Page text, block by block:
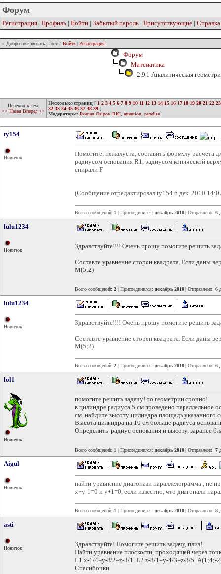
Форум
Регистрация | Профиль | Войти | Забытый пароль | Присутствующие | Справка
» Добро пожаловать, Гость: Войти | Регистрация
Форум
Математика
2.9.1 Аналитическая
Переход к теме
<< Назад Вперед >>
Несколько страниц [ 1 2 3 4 5 6 7 8 9 10 11 12 13 14 15 16 17 18 19 20 21 22 23
32 33 34 35 36 37 38 39 ]
Модераторы: Roman Osipov, RKI attention paradise
ty154
Новичок
Помогите, пожалуста, составить формулу расчета
радиусом основания R1, радиусом конической
спирали F
(Сообщение отредактировал ty154 6 дек. 2010
Всего сообщений: 1 | Присоединился: декабрь 2010 | Отправлено: 6
lulu1234
Новичок
Здравствуйте!!!! Очень прошу помогите решить
Составте уравнение сторон квадрата. Если даны
М(5;2)
Всего сообщений: 2 | Присоединился: декабрь 2010 | Отправлено: 6
lulu1234
Новичок
Здравствуйте!!!! Очень прошу помогите решить
Составте уравнение сторон квадрата. Если даны
М(5;2)
Всего сообщений: 2 | Присоединился: декабрь 2010 | Отправлено: 6
lol1
Новичок
помогите решить задачу! по геометрии срочно!
в цилиндре радиуса 5 см проведено параллельное
см. найдите высоту цилиндра площадь указанного
Высота цилиндра на 10 см больше радиуса
Определить радиус основания и высоту. заранее
Всего сообщений: 1 | Присоединился: декабрь 2010 | Отправлено: 7
Aigul
Новичок
найти уравнение диагонали параллелограмма , не
х+у-1=0 и у+1=0, если известно, что диагонали
Всего сообщений: 1 | Присоединился: декабрь 2010 | Отправлено: 8
asti
Новичок
Здравствуйте! Помогите решить задачу, плиз!
Найти уравнение плоскости, проходящей через
L1 x-1/4=y-8/2=z-3/1 L2 x-8/1=y-4/3=z-3/5 A(1;4;-
Спасибочки!